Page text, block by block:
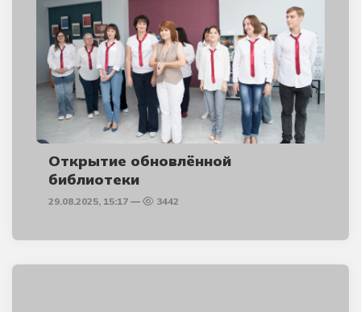
Открытие обновлённой
библиотеки
29.08.2025, 15:17 3442